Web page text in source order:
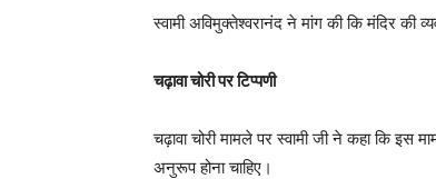
स्वामी अविमुक्तेश्वरानंद ने मांग की कि मंदिर की
चढ़ावा चोरी पर टिप्पणी
चढ़ावा चोरी मामले पर स्वामी जी ने कहा कि इस
अनुरूप होना चाहिए।